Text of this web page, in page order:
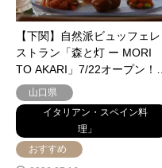
【下関】自然派ビュッフェレ
ストラン「森と灯 ー MORI
TO AKARI」7/22オープン！…
山口県
イタリアン・スペイン料
理」
おすすめ